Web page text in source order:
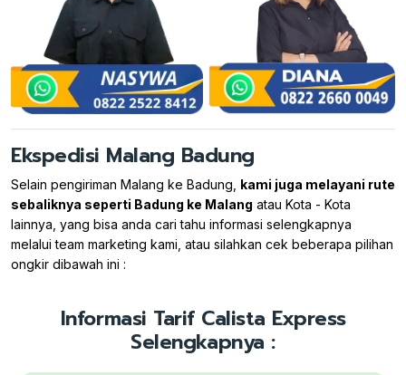
Ekspedisi Malang Badung
Selain pengiriman Malang ke Badung, kami juga melayani rute
sebaliknya seperti Badung ke Malang atau Kota - Kota
lainnya, yang bisa anda cari tahu informasi selengkapnya
melalui team marketing kami, atau silahkan cek beberapa pilihan
ongkir dibawah ini :
Informasi Tarif Calista Express
Selengkapnya :